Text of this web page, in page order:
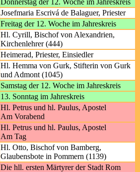
Donnerstag der 12. Woche im Jahreskreis
Josefmaria Escrivá de Balaguer, Priester
Freitag der 12. Woche im Jahreskreis
Hl. Cyrill, Bischof von Alexandrien,
Kirchenlehrer (444)
Heimerad, Priester, Einsiedler
Hl. Hemma von Gurk, Stifterin von Gurk
und Admont (1045)
Samstag der 12. Woche im Jahreskreis
13. Sonntag im Jahreskreis
Hl. Petrus und hl. Paulus, Apostel
Am Vorabend
Hl. Petrus und hl. Paulus, Apostel
Am Tag
Hl. Otto, Bischof von Bamberg,
Glaubensbote in Pommern (1139)
Die hll. ersten Märtyrer der Stadt Rom